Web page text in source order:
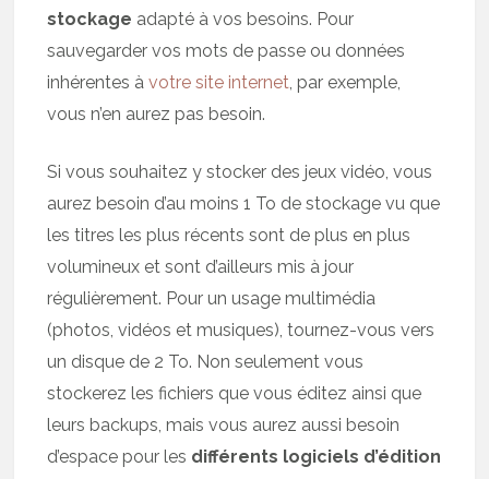
stockage adapté à vos besoins. Pour
sauvegarder vos mots de passe ou données
inhérentes àvotre site internet , par exemple,
vous n’en aurez pas besoin.
Si vous souhaitez y stocker des jeux vidéo, vous
aurez besoin d’au moins 1 To de stockage vu que
les titres les plus récents sont de plus en plus
volumineux et sont d’ailleurs mis à jour
régulièrement. Pour un usage multimédia
(photos, vidéos et musiques), tournez-vous vers
un disque de 2 To. Non seulement vous
stockerez les fichiers que vous éditez ainsi que
leurs backups, mais vous aurez aussi besoin
d’espace pour les différents logiciels d’édition